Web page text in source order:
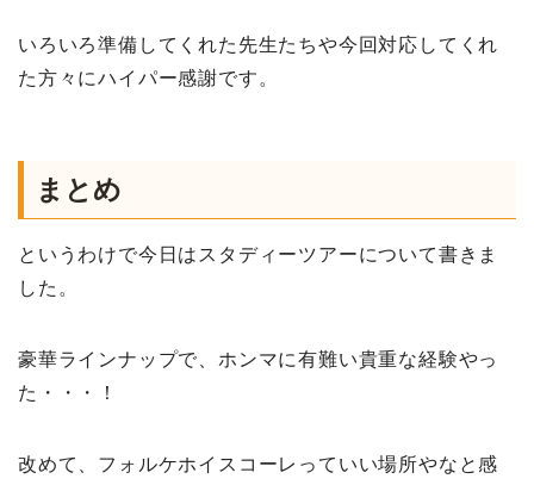
いろいろ準備してくれた先生たちや今回対応してくれ
た方々にハイパー感謝です。
まとめ
というわけで今日はスタディーツアーについて書きま
した。
豪華ラインナップで、ホンマに有難い貴重な経験やっ
た・・・！
改めて、フォルケホイスコーレっていい場所やなと感